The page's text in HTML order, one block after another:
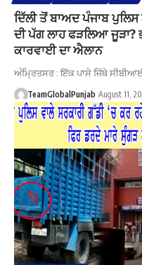
ਦਿੱਲੀ ਤੋਂ ਬਾਅਦ ਪੰਜਾਬ
ਦੀ ਪੱਗ ਲਾਹ ਫੜਲਿਆ
ਕਾਰਵਾਈ ਦਾ ਐਲਾਨ
ਅੰਮ੍ਰਿਤਸਰ : ਇੱਕ ਪਾਸੇ ਜਿੱਥੇ
TeamGlobalPunjab August 11,